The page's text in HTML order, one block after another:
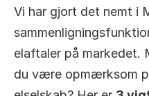
Vi har gjort det nemt i
elaftaler på markedet.
du være opmærksom